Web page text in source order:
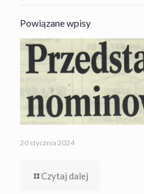
Powiązane wpisy
20 stycznia 2024
Czytaj dalej